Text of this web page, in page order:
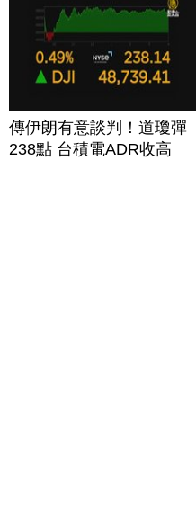
傳伊朗有意談判！道瓊彈
238點 台積電ADR收高